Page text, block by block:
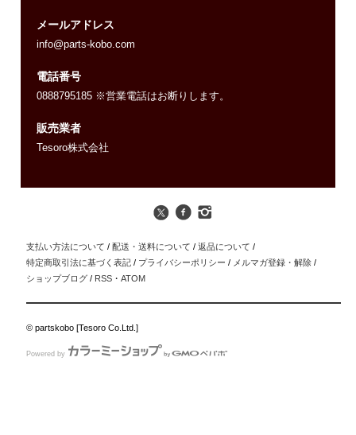
メールアドレス
info@parts-kobo.com
電話番号
0888795185 ※営業電話はお断りします。
販売業者
Tesoro株式会社
支払い方法について / 配送・送料について / 返品について /
特定商取引法に基づく表記 / プライバシーポリシー / メルマガ登録・解除 /
ショップブログ / RSS ・ATOM
© partskobo [Tesoro Co.Ltd.]
Powered by